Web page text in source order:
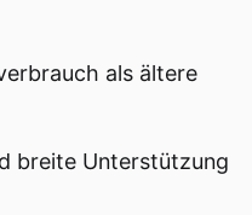
als ältere
breite Unterstützung